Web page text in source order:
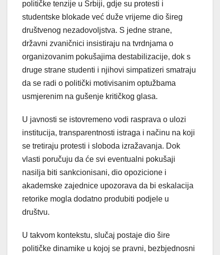
političke tenzije u Srbiji, gdje su protesti i
studentske blokade već duže vrijeme dio šireg
društvenog nezadovoljstva. S jedne strane,
državni zvaničnici insistiraju na tvrdnjama o
organizovanim pokušajima destabilizacije, dok s
druge strane studenti i njihovi simpatizeri smatraju
da se radi o politički motivisanim optužbama
usmjerenim na gušenje kritičkog glasa.
U javnosti se istovremeno vodi rasprava o ulozi
institucija, transparentnosti istraga i načinu na koji
se tretiraju protesti i sloboda izražavanja. Dok
vlasti poručuju da će svi eventualni pokušaji
nasilja biti sankcionisani, dio opozicione i
akademske zajednice upozorava da bi eskalacija
retorike mogla dodatno produbiti podjele u
društvu.
U takvom kontekstu, slučaj postaje dio šire
političke dinamike u kojoj se pravni, bezbjednosni